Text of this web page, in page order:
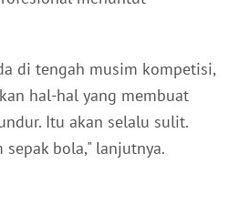
di tengah musim kompetisi,
hal-hal yang membuat
Itu akan selalu sulit.
bola," lanjutnya.